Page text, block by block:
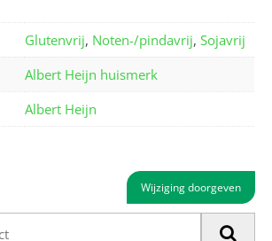
Glutenvrij, Noten-/pindavrij,Sojavrij
Albert Heijn huismerk
Albert Heijn
Wijziging doorgeven